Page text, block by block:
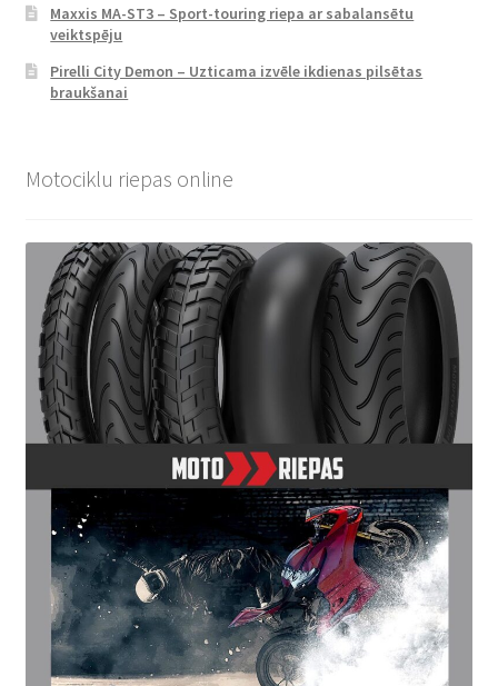
Maxxis MA-ST3 – Sport-touring riepa ar sabalansētu
veiktspēju
Pirelli City Demon – Uzticama izvēle ikdienas pilsētas
braukšanai
Motociklu riepas online